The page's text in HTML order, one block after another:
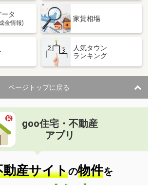
面積 20.3m²
り
北２丁目
鳥取県鳥取市湖山町北２丁目
面積 40.3m²
り
2DK
鳥取県倉吉市幸町
面積 26.11m²
り
1K
タ
金情報)
家賃相場
人気タウン
ランキング
ページトップに戻る
goo住宅・不動産
アプリ
動産サイトの物件を